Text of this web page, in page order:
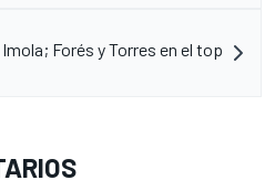
Forés y Torres en el top